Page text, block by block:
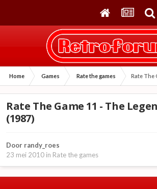
Home Games Rate the games Rate The
Rate The Game 11 - The
(1987)
Door randy_roes
23 mei 2010 in Rate the games